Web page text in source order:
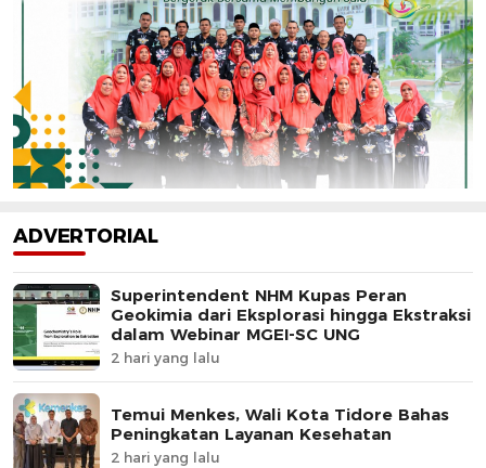
ADVERTORIAL
Superintendent NHM Kupas Peran
Geokimia dari Eksplorasi hingga Ekstraksi
dalam Webinar MGEI-SC UNG
2 hari yang lalu
Temui Menkes, Wali Kota Tidore Bahas
Peningkatan Layanan Kesehatan
2 hari yang lalu